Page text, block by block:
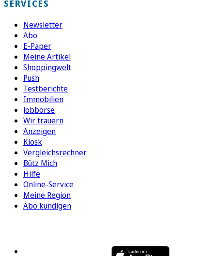
SERVICES
Newsletter
Abo
E-Paper
Meine Artikel
Shoppingwelt
Push
Testberichte
Immobilien
Jobbörse
Wir trauern
Anzeigen
Kiosk
Vergleichsrechner
Bütz Mich
Hilfe
Online-Service
Meine Region
Abo kündigen